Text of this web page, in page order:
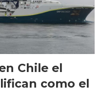
Chile el
como el